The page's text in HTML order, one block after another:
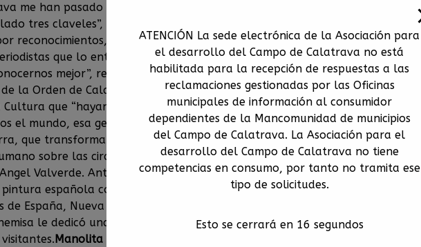
me han pasado cosas preciosas, pude entrar en un patio manchego
tres claveles”, al tiempo que mostró su deseo de volver más a
reconocimientos, sino también por trabajo, como antes había
que lo entrevistaron: “Me gustaría volver más veces, que hubiera
mejor”, recibiendo un aplauso cerrado. Con el premio Raimundo
la Orden de Calatrava, se busca reconocer a aquellas personas del
que “hayan aportado a nuestra vida una nueva dimensión a la
el mundo, esa gente que nos hace sentir parte del gran sueño del
que transforman el mundo, que suponen el triunfo de la luz sobre la
sobre las circunstancias, de la cultura sobre las limitaciones”, en
Valverde. Antonio López García (Tomelloso 1936) es una figura
española contemporánea. Sus obras se han expuesto en Museos e
de España, Nueva York, Turin, París, Boston, etc. El pasado año 2011, el
le dedicó una exposición temporal, con obras suyas, que fue un
Manolita Espinosa revalidó su entrega y compromiso con
ATENCIÓN La sede electrónica de la Asociación para
el desarrollo del Campo de Calatrava no está
habilitada para la recepción de respuestas a las
reclamaciones gestionadas por las Oficinas
municipales de información al consumidor
dependientes de la Mancomunidad de municipios
del Campo de Calatrava. La Asociación para el
desarrollo del Campo de Calatrava no tiene
competencias en consumo, por tanto no tramita ese
tipo de solicitudes.
Esto se cerrará en 16 segundos